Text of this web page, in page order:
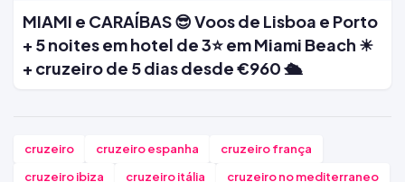
MIAMI e CARAÍBAS 😎 Voos de Lisboa e Porto
+ 5 noites em hotel de 3⭐ em Miami Beach ☀
+ cruzeiro de 5 dias desde €960 🛳️
cruzeiro cruzeiro espanha
cruzeiro frança
cruzeiro ibiza
cruzeiro itália
cruzeiro no mediterraneo